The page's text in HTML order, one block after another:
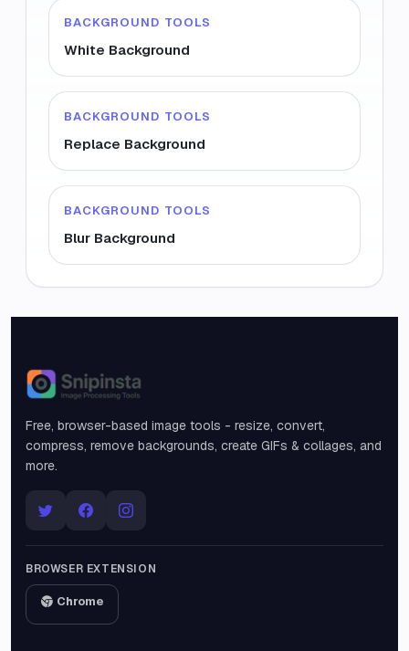
BACKGROUND TOOLS
White Background
BACKGROUND TOOLS
Replace Background
BACKGROUND TOOLS
Blur Background
Snipinsta
Free, browser-based image tools - resize, convert,
compress, remove backgrounds, create GIFs & collages, and
more.
BROWSER EXTENSION
Chrome